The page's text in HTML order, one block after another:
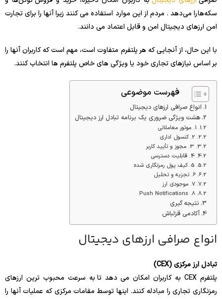
سکه‌ها را می‌دهد . مردم از این موارد استفاده می کنند زیرا آنها را برای تجارت
امن ارزهای دیجیتال امن و قابل اعتماد می دانند.
با این حال، از آنجایی که هر پلتفرم متفاوت است، مهم است که کاربران آنها را
بر اساس نیازهای تجاری خود یا ویژگی های خاص پلتفرم ها انتخاب کنند.
فهرست موضوعی
انواع صرافی ارزهای دیجیتال
هشت ویژگی ضروری یک برنامه تبادل ارز دیجیتال
1. موتور معاملاتی
2. کنسول اداری
3. مجوز و تأیید کاربر
4. قابلیت دسترسی
5. کیف پول رمزنگاری شده
6. تجزیه و تحلیل
7. موجودی ارز
8. Push Notifications
نتیجه گیری
آکادمی قزلباش
انواع صرافی ارزهای دیجیتال
تبادل ارز مرکزی (CEX)
پلتفرم CEX به کاربران امکان می دهد تا به سرعت محبوب ترین ارزهای
رمزنگاری تجاری را مبادله کنند. اینها توسط مقامات مرکزی که عملیات آنها را